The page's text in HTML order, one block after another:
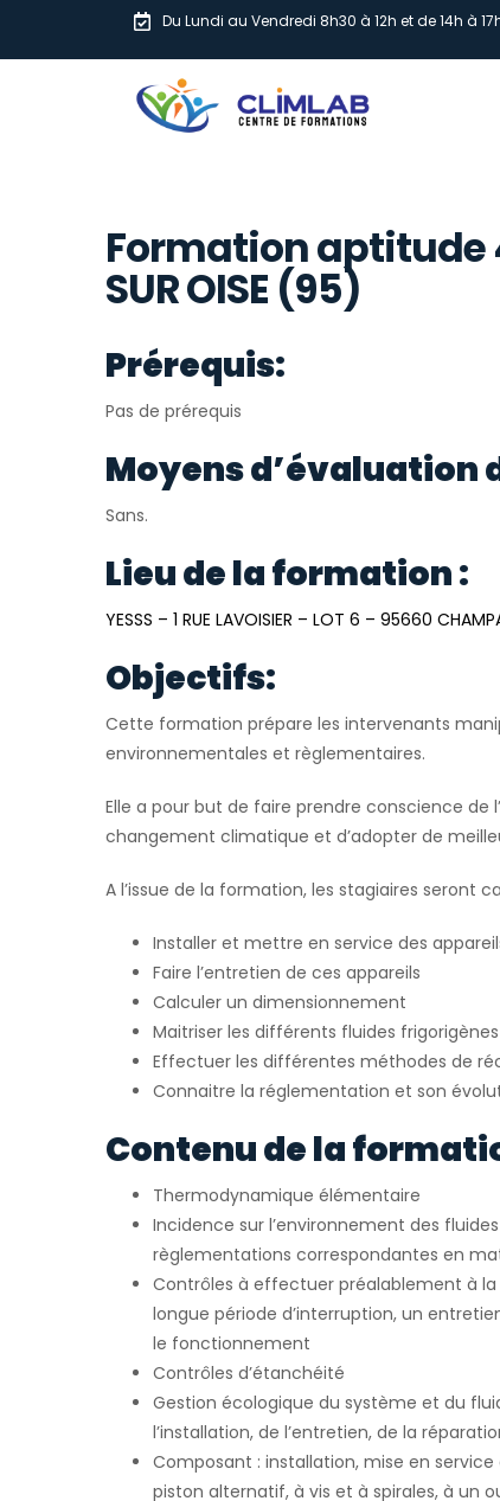
Du Lundi au Vendredi 8h30 à 12h et de 14h à
Formation aptitude
SUR OISE (95)
Prérequis:
Pas de prérequis
Moyens d’évaluation
Sans.
Lieu de la formation :
YESSS – 1 RUE LAVOISIER – LOT 6 – 95660
Objectifs:
Cette formation prépare les intervenants
environnementales et règlementaires.
Elle a pour but de faire prendre conscience
changement climatique et d’adopter de
A l’issue de la formation, les stagiaires seront
Installer et mettre en service des
Faire l’entretien de ces appareils
Calculer un dimensionnement
Maitriser les différents fluides frigorigènes
Effectuer les différentes méthodes de
Connaitre la réglementation et son
Contenu de la
Thermodynamique élémentaire
Incidence sur l’environnement des
règlementations correspondantes en
Contrôles à effectuer préalablement à la
longue période d’interruption, un
le fonctionnement
Contrôles d’étanchéité
Gestion écologique du système et du
l’installation, de l’entretien, de la
Composant : installation, mise en
piston alternatif, à vis et à spirales, à un